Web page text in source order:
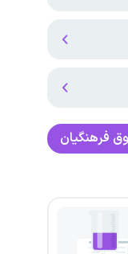
فرهنگیان